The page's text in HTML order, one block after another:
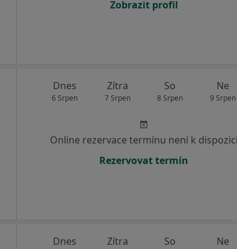
Zobrazit profil
Dnes
6 Srpen
Zítra
7 Srpen
So
8 Srpen
Ne
9 Srpen
Online rezervace termínu není k dispozici
Rezervovat termín
Dnes Zítra So Ne